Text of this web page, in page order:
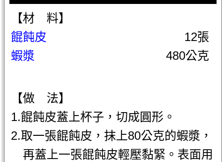
【材 料】
餛飩皮
12張
蝦漿
480公克
【做 法】
1.餛飩皮蓋上杯子，切成圓形。
2.取一張餛飩皮，抹上80公克的蝦漿，
再蓋上一張餛飩皮輕壓黏緊。表面用